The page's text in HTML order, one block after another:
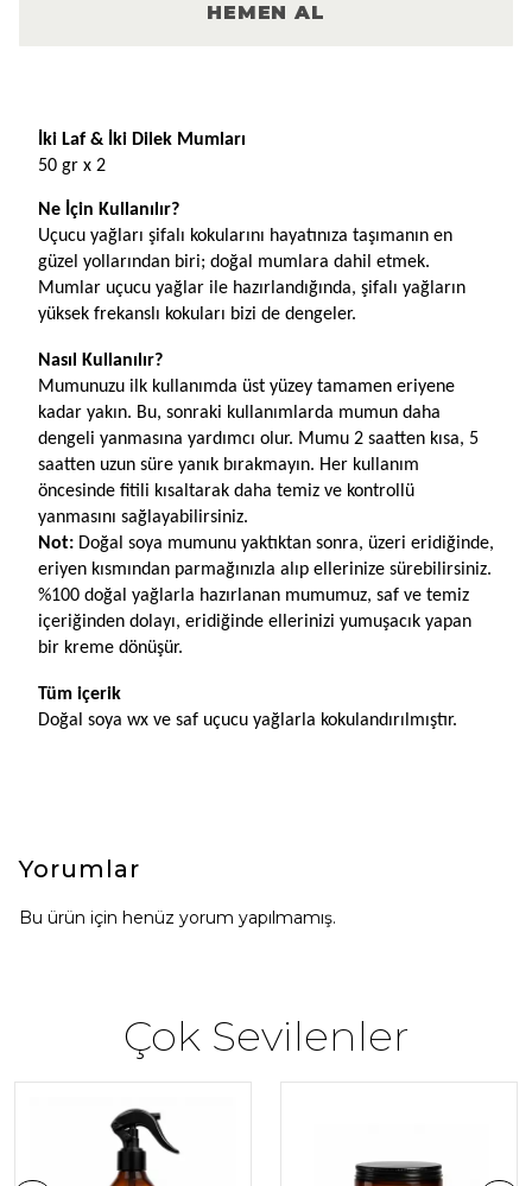
HEMEN AL
İki Laf & İki Dilek Mumları
50 gr x 2
Ne İçin Kullanılır?
Uçucu yağları şifalı kokularını hayatınıza taşımanın en
güzel yollarından biri; doğal mumlara dahil etmek.
Mumlar uçucu yağlar ile hazırlandığında, şifalı yağların
yüksek frekanslı kokuları bizi de dengeler.
Nasıl Kullanılır?
Mumunuzu ilk kullanımda üst yüzey tamamen eriyene
kadar yakın. Bu, sonraki kullanımlarda mumun daha
dengeli yanmasına yardımcı olur. Mumu 2 saatten kısa, 5
saatten uzun süre yanık bırakmayın. Her kullanım
öncesinde fitili kısaltarak daha temiz ve kontrollü
yanmasını sağlayabilirsiniz.
Not: Doğal soya mumunu yaktıktan sonra, üzeri eridiğinde,
eriyen kısmından parmağınızla alıp ellerinize sürebilirsiniz.
%100 doğal yağlarla hazırlanan mumumuz, saf ve temiz
içeriğinden dolayı, eridiğinde ellerinizi yumuşacık yapan
bir kreme dönüşür.
Tüm içerik
Doğal soya wx ve saf uçucu yağlarla kokulandırılmıştır.
Yorumlar
Bu ürün için henüz yorum yapılmamış.
Çok Sevilenler